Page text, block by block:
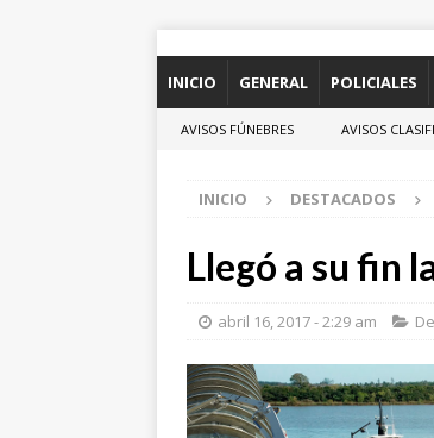
INICIO GENERAL POLICIALES
AVISOS FÚNEBRES AVISOS
INICIO DESTACADOS
Llegó a su fin
abril 16, 2017 - 2:29 am